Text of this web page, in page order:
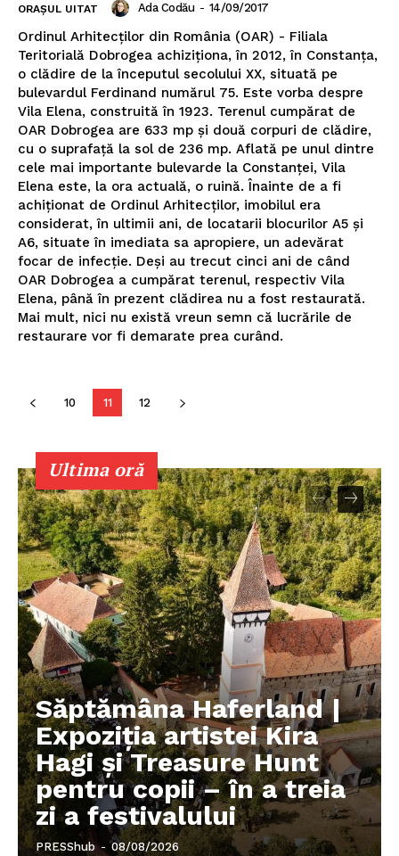
PRESShub
Despre noi / Echipa
Proiecte editoriale
Rețea
Contact
ORAȘUL UITAT Ada Codău - 14/09/2017
Ordinul Arhitecţilor din România (OAR) - Filiala
Teritorială Dobrogea achiziţiona, în 2012, în Constanţa,
o clădire de la începutul secolului XX, situată pe
bulevardul Ferdinand numărul 75. Este vorba despre
Vila Elena, construită în 1923. Terenul cumpărat de
OAR Dobrogea are 633 mp şi două corpuri de clădire,
cu o suprafaţă la sol de 236 mp. Aflată pe unul dintre
cele mai importante bulevarde la Constanţei, Vila
Elena este, la ora actuală, o ruină. Înainte de a fi
achiţionat de Ordinul Arhitecţilor, imobilul era
considerat, în ultimii ani, de locatarii blocurilor A5 şi
A6, situate în imediata sa apropiere, un adevărat
focar de infecţie. Deşi au trecut cinci ani de când
OAR Dobrogea a cumpărat terenul, respectiv Vila
Elena, până în prezent clădirea nu a fost restaurată.
Mai mult, nici nu există vreun semn că lucrările de
restaurare vor fi demarate prea curând.
10 11 12
Ultima oră
Săptămâna Haferland |
Expoziţia artistei Kira
Hagi şi Treasure Hunt
pentru copii – în a treia
zi a festivalului
PRESShub - 08/08/2026